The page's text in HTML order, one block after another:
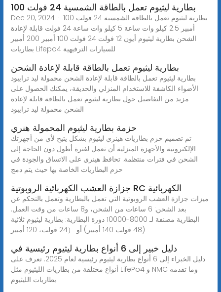
بطارية ليثيوم تعمل بالطاقة الشمسية 24 فولت 100
Dec 20, 2024 · بطارية ليثيوم تعمل بالطاقة الشمسية 24 فولت 100
أمبير 2.5 كيلو وات ساعة 5 كيلو وات ساعة 24 فولت قابلة لإعادة
الشحن بطارية ليثيوم أيون 12 فولت 24 فولت 100 أمبير 200 أمبير
بطاريات Lifepo4 للسيارات الترفيهية
بطارية ليثيوم تعمل بالطاقة قابلة لإعادة الشحن
بطارية ليثيوم تعمل بالطاقة قابلة لإعادة الشحن محمولة ليد ترايبود
الأضواء الكاشفة للاستخدام المنزلي والحديقة، يمكنك الحصول على
مزيد من التفاصيل حول بطارية ليثيوم تعمل بالطاقة قابلة لإعادة
الشحن محمولة ليد ترايبود
حزمة بطارية ليثيوم المحمولة هنري
تم تصميم حزم بطاريات هينري ليثيوم بشكل يتيح لأي من أجهزتك
الإلكترونية والأجهزة المنزلية أن تعمل لفترة أطول دون الحاجة إلى
الشحن في فترات منتظمة. تحافظ هينري على الاتساق والجودة في
حزم البطاريات الخاصة بها حيث يتم دمج
جزازة العشب الكهربائية الروبوتية RC الكهربائية
ميزات جزازة العشب الروبوتية التي تعمل بالبطارية وتعمل بالتحكم عن
بعد الشحن: 6 ساعات من الشحن، و8 ساعات من وقت العمل.
البطارية مصنفة لـ 8000-10000 دورة البطارية: بطارية ليثيوم ثلاثية
(48 فولت 140 أمبير) أو （24 فولت، 120 أمبير
دليل خبير إلى 6 أنواع بطارية ليثيوم رئيسية في
دليل الخبراء إلى 6 أنواع بطارية ليثيوم رئيسية لعام 2025. تعرف على
أنواع مختلفة من بطاريات الليثيوم مثل LifePo4 و NMC وما تقدمه
بطاريات الليثيوم.